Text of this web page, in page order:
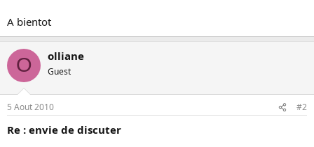
A bientot
O olliane
Guest
5 Aout 2010 #2
Re : envie de discuter